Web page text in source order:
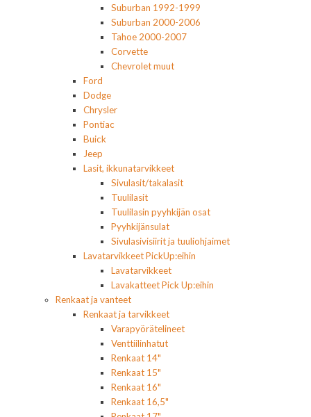
Suburban 1992-1999
Suburban 2000-2006
Tahoe 2000-2007
Corvette
Chevrolet muut
Ford
Dodge
Chrysler
Pontiac
Buick
Jeep
Lasit, ikkunatarvikkeet
Sivulasit/takalasit
Tuulilasit
Tuulilasin pyyhkijän osat
Pyyhkijänsulat
Sivulasivisiirit ja tuuliohjaimet
Lavatarvikkeet PickUp:eihin
Lavatarvikkeet
Lavakatteet Pick Up:eihin
Renkaat ja vanteet
Renkaat ja tarvikkeet
Varapyörätelineet
Venttiilinhatut
Renkaat 14"
Renkaat 15"
Renkaat 16"
Renkaat 16,5"